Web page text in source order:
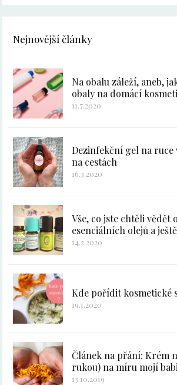
Nejnovější články
Na obalu záleží, aneb,
obaly na domácí
11.7.2020
Dezinfekční gel na ruce
na cestách
16.3.2020
Vše, co jste chtěli vědět
esenciálních olejů a
14.2.2020
Kde pořídit kosmetické
19.1.2020
Článek na přání: Krém
rukou) na míru mojí
13.10.2019